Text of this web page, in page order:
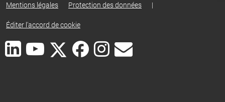
Mentions légales Protection des données |
Éditer l'accord de cookie